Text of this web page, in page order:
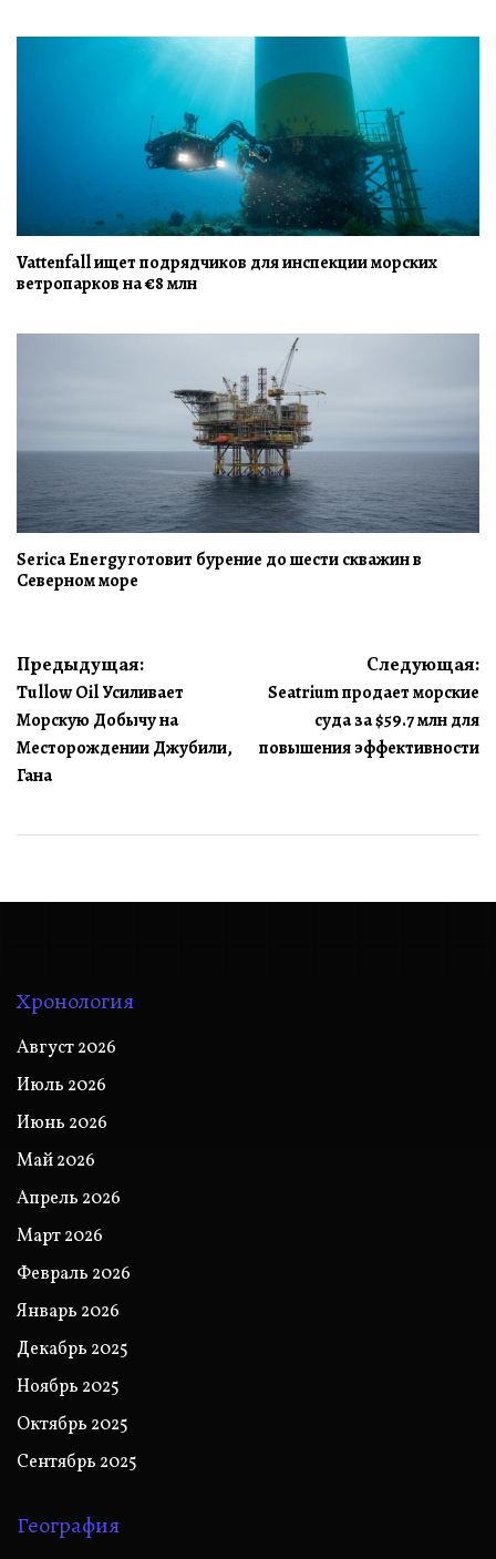
Vattenfall ищет подрядчиков для инспекции морских
ветропарков на €8 млн
Serica Energy готовит бурение до шести скважин в
Северном море
Навигация
по
записям
Предыдущая:
Tullow Oil Усиливает
Морскую Добычу на
Месторождении Джубили,
Гана
Следующая:
Seatrium продает морские
суда за $59.7 млн для
повышения эффективности
Хронология
Август 2026
Июль 2026
Июнь 2026
Май 2026
Апрель 2026
Март 2026
Февраль 2026
Январь 2026
Декабрь 2025
Ноябрь 2025
Октябрь 2025
Сентябрь 2025
География